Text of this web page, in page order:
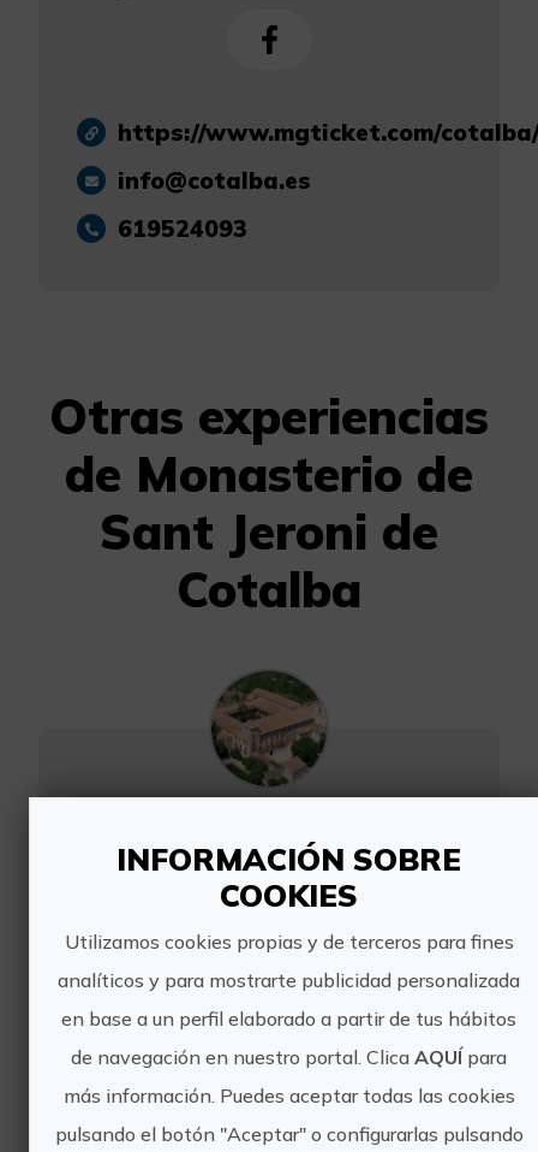
https://www.mgticket.com/
info@cotalba.es
619524093
Otras experiencias
de Monasterio de
Sant Jeroni de
Cotalba
Visita en familia el Monasterio de Sant
Jeroni de Cotalba y disfruta de
ventajas especiales. El Monasterio de
Sant Jeroni de Cotalba desea que las
familias tengan su propio espacio de
diversión, por e...
INFORMACIÓN SOBRE
COOKIES
Utilizamos cookies propias y de terceros para fines
analíticos y para mostrarte publicidad personalizada
en base a un perfil elaborado a partir de tus hábitos
de navegación en nuestro portal. ClicaAQUÍ para
más información. Puedes aceptar todas las cookies
pulsando el botón "Aceptar" o configurarlas pulsando